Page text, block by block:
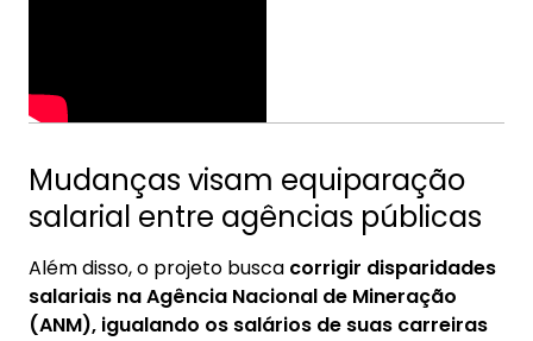
Mudanças visam equiparação
salarial entre agências públicas
Além disso, o projeto busca corrigir disparidades
salariais na Agência Nacional de Mineração
(ANM), igualando os salários de suas carreiras